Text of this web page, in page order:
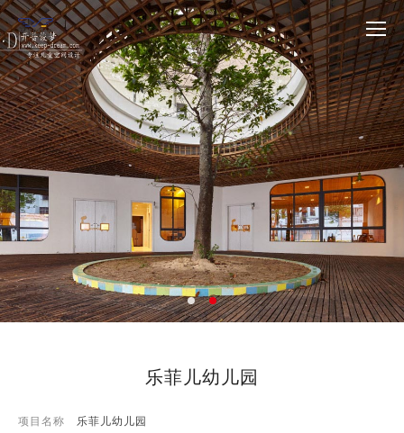
乐菲儿幼儿园
项目名称
乐菲儿幼儿园